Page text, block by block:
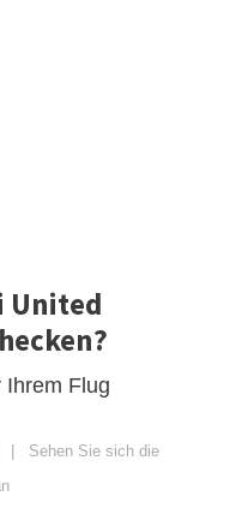
United
Ihrem Flug
Sehen Sie sich die